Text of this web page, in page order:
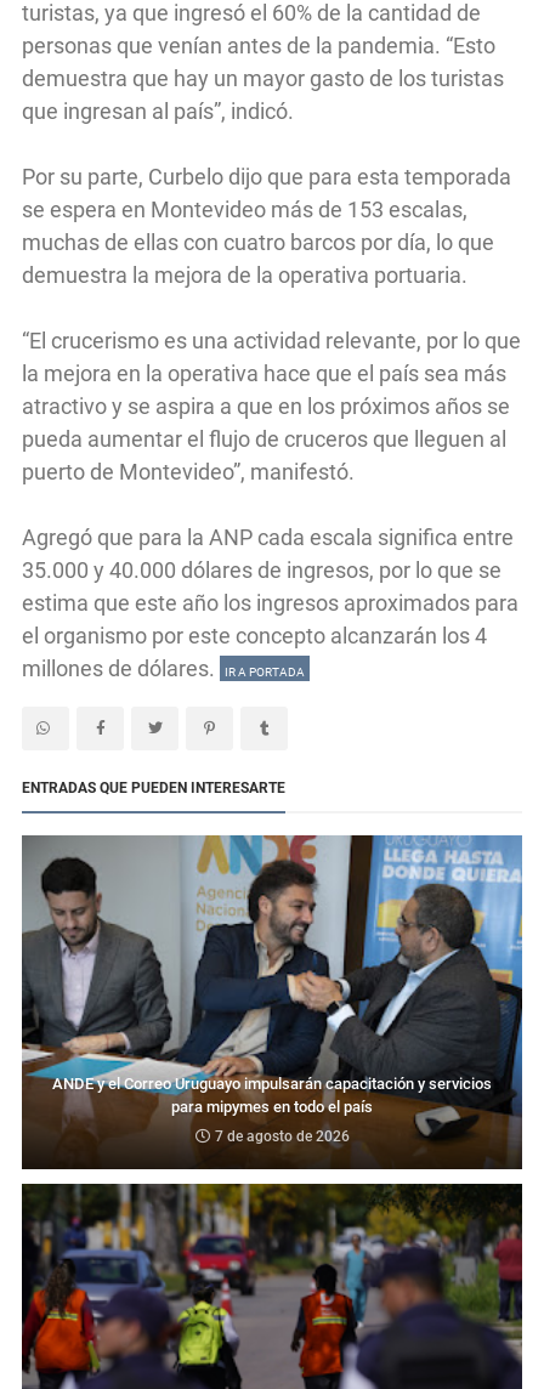
turistas, ya que ingresó el 60% de la cantidad de
personas que venían antes de la pandemia. “Esto
demuestra que hay un mayor gasto de los turistas
que ingresan al país”, indicó.
Por su parte, Curbelo dijo que para esta temporada
se espera en Montevideo más de 153 escalas,
muchas de ellas con cuatro barcos por día, lo que
demuestra la mejora de la operativa portuaria.
“El crucerismo es una actividad relevante, por lo que
la mejora en la operativa hace que el país sea más
atractivo y se aspira a que en los próximos años se
pueda aumentar el flujo de cruceros que lleguen al
puerto de Montevideo”, manifestó.
Agregó que para la ANP cada escala significa entre
35.000 y 40.000 dólares de ingresos, por lo que se
estima que este año los ingresos aproximados para
el organismo por este concepto alcanzarán los 4
millones de dólares.
IR A PORTADA
ENTRADAS QUE PUEDEN INTERESARTE
ANDE y el Correo Uruguayo impulsarán capacitación y servicios
para mipymes en todo el país
7 de agosto de 2026